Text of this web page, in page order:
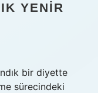
YENIR
bir diyette
sürecindeki